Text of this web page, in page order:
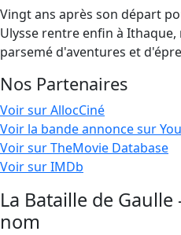
Vingt ans après son départ
Ulysse rentre enfin à Ithaque,
parsemé d'aventures et
Nos Partenaires
Voir sur AllocCiné
Voir la bande annonce sur
Voir sur TheMovie Database
Voir sur IMDb
La Bataille de Gaulle
nom